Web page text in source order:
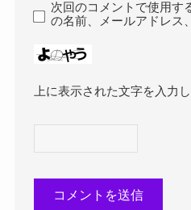
次回のコメントで使用す
の名前、メールアドレス
上に表示された文字を入力し